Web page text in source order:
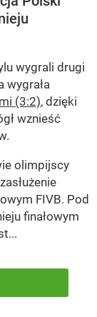
wygrali drugi
wygrała
(3:2), dzięki
wznieść
olimpijscy
FIVB. Pod
finałowym